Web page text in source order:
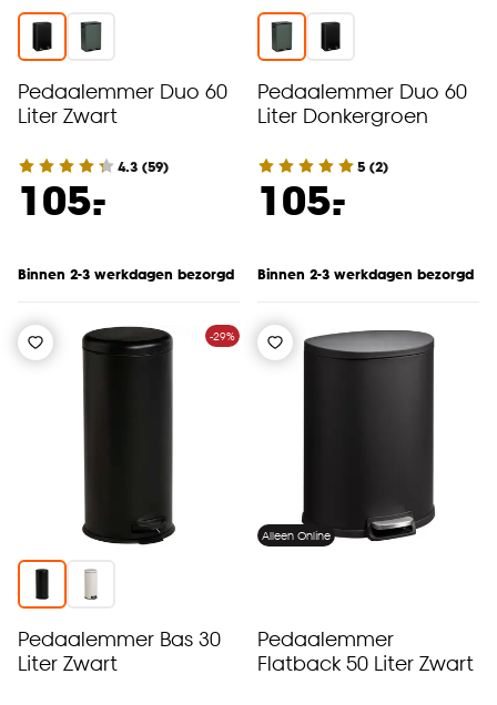
Pedaalemmer Duo 60
Liter Zwart
4.3 (59)
105.
-
Binnen 2-3 werkdagen bezorgd
Pedaalemmer Duo 60
Liter Donkergroen
5 (2)
105.
-
Binnen 2-3 werkdagen bezorgd
-29%
Pedaalemmer Bas 30
Liter Zwart
Alleen Online
Pedaalemmer
Flatback 50 Liter Zwart